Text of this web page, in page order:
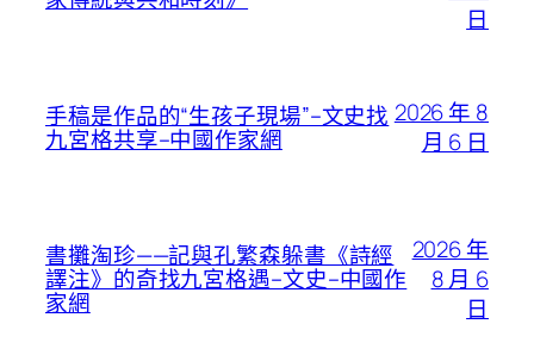
日
手稿是作品的“生孩子現場”–文史找
九宮格共享–中國作家網
2026 年 8
月 6 日
書攤淘珍——記與孔繁森躲書《詩經
譯注》的奇找九宮格遇–文史–中國作
家網
2026 年
8 月 6
日